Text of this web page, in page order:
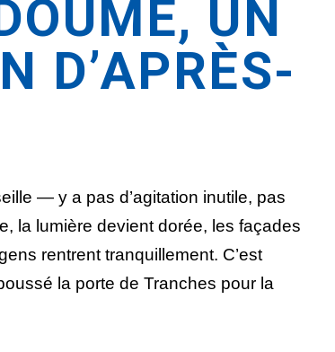
UN
D’APRÈS-
— y a pas d’agitation inutile, pas
la lumière devient dorée, les façades
rentrent tranquillement. C’est
la porte de Tranches pour la